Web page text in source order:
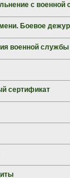
с
Боевое
военной службы
сертификат